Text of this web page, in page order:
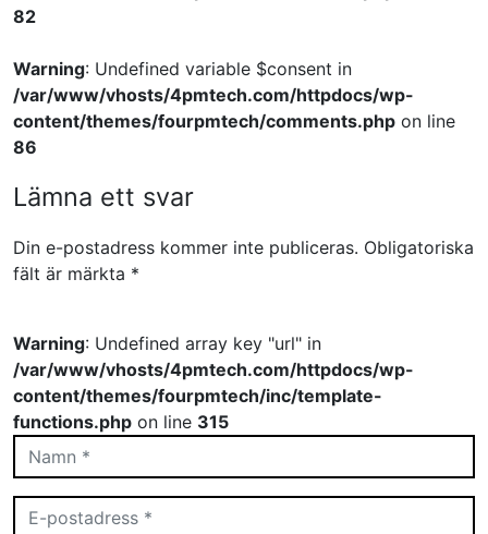
82
Warning: Undefined variable $consent in
/var/www/vhosts/4pmtech.com/httpdocs/wp-
content/themes/fourpmtech/comments.php on line
86
Lämna ett svar
Din e-postadress kommer inte publiceras. Obligatoriska
fält är märkta *
Warning: Undefined array key "url" in
/var/www/vhosts/4pmtech.com/httpdocs/wp-
content/themes/fourpmtech/inc/template-
functions.php on line 315